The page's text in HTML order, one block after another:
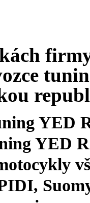
YED
YED